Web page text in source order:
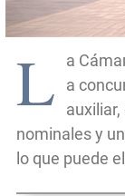
L
a
a
nominales y
lo que puede